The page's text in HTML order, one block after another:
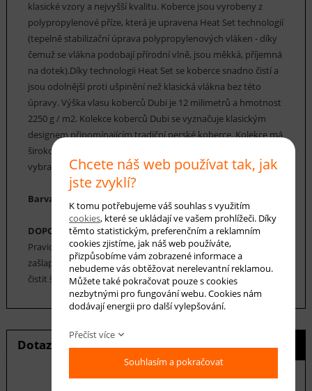
klasické vzory a nejvyšší kvalitu. Koberce jsou vyrobeny z
polypropylenové příze, která je upravena Heat Set technologií
(tepelně stabilizační úprava polypropylenových vláken - díky
čemuž se vlákna podobají přírodní vlně, jsou měkká, příjemná
na dotek).Díky technologii Heat Set se koberce snadno čistí a
jsou odolnější proti ušpinění než klasická vlákna bez této
úpravy. Výška vlasu koberců Dubi je 12 milimetrů a hmotnost
2250 g / m2. Kolekce koberců Dubi se vyznačuje klasickým
designem připomínajícím tradiční perské koberce. Kolekce má
širokou škálu velikostí, barev a vzorů, z nichž si můžete
vybrat.
Barva koberce: šedá, smetanová, béžová, hnědá
DOPORUČENÁ ÚDRŽBA:
Pravidelné vysávání nečistot z koberce, aby se zabránilo jejich
zašlapání do koberce. Cca jednou za 12-18 měsíců je možné
čistit šamponováním, nebo parní čištění koberce.
Dotaz na produkt Hlídání ceny
Chcete náš web používat tak, jak
jste zvyklí?
K tomu potřebujeme váš souhlas s využitím
cookies, které se ukládají ve vašem prohlížeči. Díky
těmto statistickým, preferenčním a reklamním
cookies zjistíme, jak náš web používáte,
přizpůsobíme vám zobrazené informace a
nebudeme vás obtěžovat nerelevantní reklamou.
Můžete také pokračovat pouze s cookies
nezbytnými pro fungování webu. Cookies nám
dodávají energii pro další vylepšování.
Přečíst více
Souhlasím a pokračovat